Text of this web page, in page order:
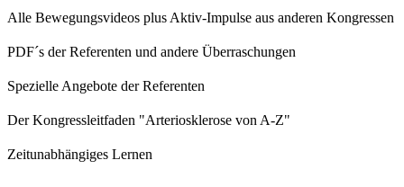
Alle Bewegungsvideos plus Aktiv-Impulse aus anderen Kongressen
PDF´s der Referenten und andere Überraschungen
Spezielle Angebote der Referenten
Der Kongressleitfaden "Arteriosklerose von A-Z"
Zeitunabhängiges Lernen